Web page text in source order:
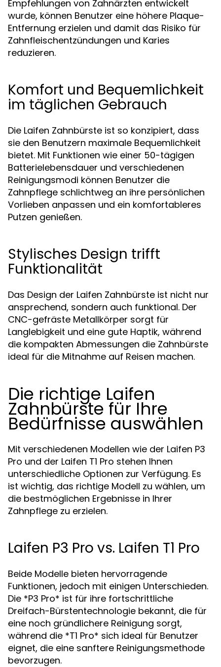
Empfehlungen von Zahnärzten entwickelt
wurde, können Benutzer eine höhere Plaque-
Entfernung erzielen und damit das Risiko für
Zahnfleischentzündungen und Karies
reduzieren.
Komfort und Bequemlichkeit
im täglichen Gebrauch
Die Laifen Zahnbürste ist so konzipiert, dass
sie den Benutzern maximale Bequemlichkeit
bietet. Mit Funktionen wie einer 50-tägigen
Batterielebensdauer und verschiedenen
Reinigungsmodi können Benutzer die
Zahnpflege schlichtweg an ihre persönlichen
Vorlieben anpassen und ein komfortableres
Putzen genießen.
Stylisches Design trifft
Funktionalität
Das Design der Laifen Zahnbürste ist nicht nur
ansprechend, sondern auch funktional. Der
CNC-gefräste Metallkörper sorgt für
Langlebigkeit und eine gute Haptik, während
die kompakten Abmessungen die Zahnbürste
ideal für die Mitnahme auf Reisen machen.
Die richtige Laifen
Zahnbürste für Ihre
Bedürfnisse auswählen
Mit verschiedenen Modellen wie der Laifen P3
Pro und der Laifen T1 Pro stehen Ihnen
unterschiedliche Optionen zur Verfügung. Es
ist wichtig, das richtige Modell zu wählen, um
die bestmöglichen Ergebnisse in Ihrer
Zahnpflege zu erzielen.
Laifen P3 Pro vs. Laifen T1 Pro
Beide Modelle bieten hervorragende
Funktionen, jedoch mit einigen Unterschieden.
Die *P3 Pro* ist für ihre fortschrittliche
Dreifach-Bürstentechnologie bekannt, die für
eine noch gründlichere Reinigung sorgt,
während die *T1 Pro* sich ideal für Benutzer
eignet, die eine sanftere Reinigungsmethode
bevorzugen.